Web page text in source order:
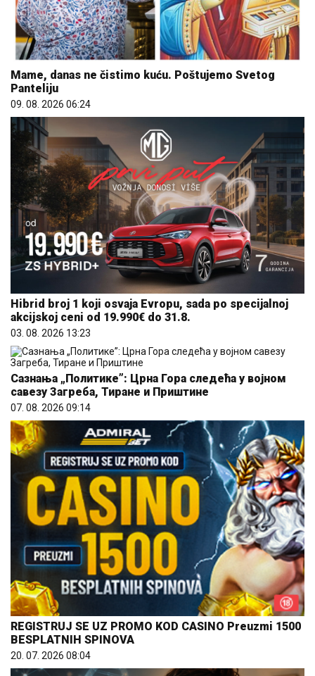
Mame, danas ne čistimo kuću. Poštujemo Svetog
Panteliju
09. 08. 2026 06:24
Hibrid broj 1 koji osvaja Evropu, sada po specijalnoj
akcijskoj ceni od 19.990€ do 31.8.
03. 08. 2026 13:23
Сазнања „Политике”: Црна Гора следећа у војном
савезу Загреба, Тиране и Приштине
07. 08. 2026 09:14
REGISTRUJ SE UZ PROMO KOD CASINO Preuzmi 1500
BESPLATNIH SPINOVA
20. 07. 2026 08:04